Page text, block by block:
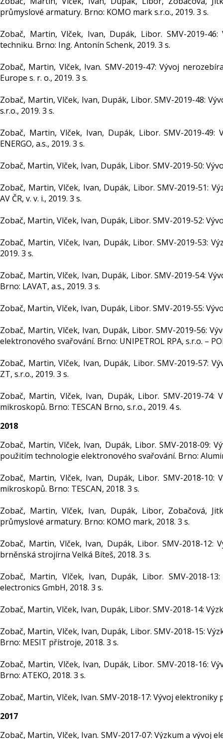
průmyslové armatury. Brno: KOMO mark s.r.o., 2019. 3 s.
Zobač, Martin, Vlček, Ivan, Dupák, Libor. SMV-2019-
techniku. Brno: Ing. Antonín Schenk, 2019. 3 s.
Zobač, Martin, Vlček, Ivan. SMV-2019-47: Vývoj
Europe s. r. o., 2019. 3 s.
Zobač, Martin, Vlček, Ivan, Dupák, Libor. SMV-2019-48:
s.r.o., 2019. 3 s.
Zobač, Martin, Vlček, Ivan, Dupák, Libor. SMV-2019-49:
ENERGO, a.s., 2019. 3 s.
Zobač, Martin, Vlček, Ivan, Dupák, Libor. SMV-2019-50:
Zobač, Martin, Vlček, Ivan, Dupák, Libor. SMV-2019-51:
AV ČR, v. v. i., 2019. 3 s.
Zobač, Martin, Vlček, Ivan, Dupák, Libor. SMV-2019-52:
Zobač, Martin, Vlček, Ivan, Dupák, Libor. SMV-2019-53:
2019. 3 s.
Zobač, Martin, Vlček, Ivan, Dupák, Libor. SMV-2019-54:
Brno: LAVAT, a.s., 2019. 3 s.
Zobač, Martin, Vlček, Ivan, Dupák, Libor. SMV-2019-55:
Zobač, Martin, Vlček, Ivan, Dupák, Libor. SMV-2019-56:
elektronového svařování. Brno: UNIPETROL RPA, s.r.o. –
Zobač, Martin, Vlček, Ivan, Dupák, Libor. SMV-2019-57:
ZT, s.r.o., 2019. 3 s.
Zobač, Martin, Vlček, Ivan, Dupák, Libor. SMV-2019-74:
mikroskopů. Brno: TESCAN Brno, s.r.o., 2019. 4 s.
2018
Zobač, Martin, Vlček, Ivan, Dupák, Libor. SMV-2018-09:
použitím technologie elektronového svařování. Brno:
Zobač, Martin, Vlček, Ivan, Dupák, Libor. SMV-2018-10:
mikroskopů. Brno: TESCAN, 2018. 3 s.
Zobač, Martin, Vlček, Ivan, Dupák, Libor, Zobačová,
průmyslové armatury. Brno: KOMO mark, 2018. 3 s.
Zobač, Martin, Vlček, Ivan, Dupák, Libor. SMV-2018-12:
brněnská strojírna Velká Bíteš, 2018. 3 s.
Zobač, Martin, Vlček, Ivan, Dupák, Libor. SMV-2018-
electronics GmbH, 2018. 3 s.
Zobač, Martin, Vlček, Ivan, Dupák, Libor. SMV-2018-14:
Zobač, Martin, Vlček, Ivan, Dupák, Libor. SMV-2018-15:
Brno: MESIT přístroje, 2018. 3 s.
Zobač, Martin, Vlček, Ivan, Dupák, Libor. SMV-2018-16:
Brno: ATEKO, 2018. 3 s.
Zobač, Martin, Vlček, Ivan. SMV-2018-17: Vývoj
2017
Zobač, Martin, Vlček, Ivan. SMV-2017-07: Výzkum a vývoj